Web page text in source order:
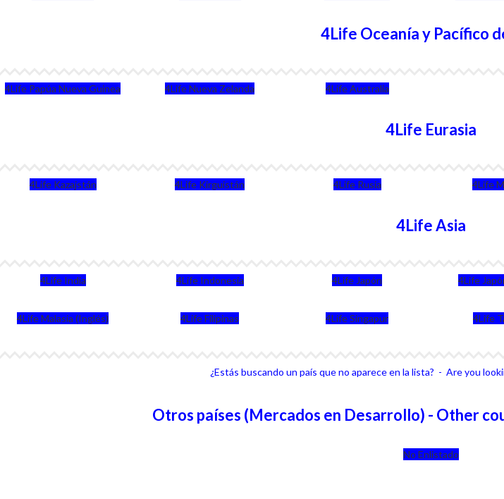
4Life Oceanía y Pacífico
4Life Papúa Nueva Guinea 4Life Nueva Zelanda 4Life Australia
4Life Eurasia
4Life Kazajstán 4Life Kirguistán 4Life Rusia 4Life
4Life Asia
4Life India 4Life Indonesia 4Life Japón 4Life
4Life Malasia (Inglés) 4Life Filipinas 4Life Singapur 4Life
¿Estás buscando un país que no aparece en la lista? - Are you
Otros países (Mercados en Desarrollo) - Other
No Enlistado